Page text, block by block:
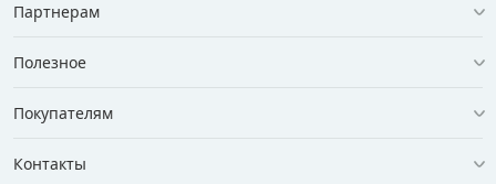
Партнерам
Полезное
Покупателям
Контакты